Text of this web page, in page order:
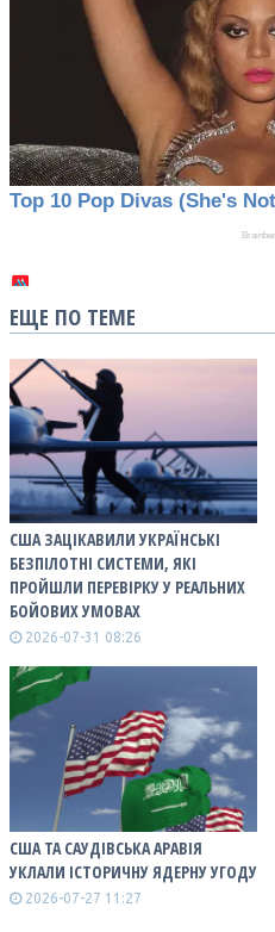
ЕЩЕ ПО ТЕМЕ
США ЗАЦІКАВИЛИ УКРАЇНСЬКІ
БЕЗПІЛОТНІ СИСТЕМИ, ЯКІ
ПРОЙШЛИ ПЕРЕВІРКУ У РЕАЛЬНИХ
БОЙОВИХ УМОВАХ
2026-07-31 08:26
США ТА САУДІВСЬКА АРАВІЯ
УКЛАЛИ ІСТОРИЧНУ ЯДЕРНУ УГОДУ
2026-07-27 11:27